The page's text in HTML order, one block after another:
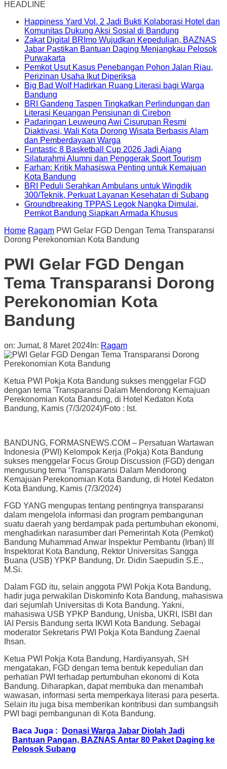
HEADLINE
Happiness Yard Vol. 2 Jadi Bukti Kolaborasi Hotel dan
Komunitas Dukung Aksi Sosial di Bandung
Zakat Digital BRImo Wujudkan Kepedulian, BAZNAS
Jabar Pastikan Bantuan Daging Menjangkau Pelosok
Purwakarta
Pemkot Usut Kasus Penebangan Pohon Jalan Riau,
Perizinan Usaha Ikut Diperiksa
Big Bad Wolf Hadirkan Ruang Literasi bagi Warga
Bandung
BRI Gandeng Taspen Tingkatkan Perlindungan dan
Literasi Keuangan Pensiunan di Cirebon
Padaringan Leuweung Awi Cisurupan Resmi
Diaktivasi, Wali Kota Dorong Wisata Berbasis Alam
dan Pemberdayaan Warga
Funtastic 8 Basketball Cup 2026 Jadi Ajang
Silaturahmi Alumni dan Penggerak Sport Tourism
Farhan: Kritik Mahasiswa Penting untuk Kemajuan
Kota Bandung
BRI Peduli Serahkan Ambulans untuk Wingdik
300/Teknik, Perkuat Layanan Kesehatan di Subang
Groundbreaking TPPAS Legok Nangka Dimulai,
Pemkot Bandung Siapkan Armada Khusus
Home Ragam PWI Gelar FGD Dengan Tema Transparansi
Dorong Perekonomian Kota Bandung
PWI Gelar FGD Dengan
Tema Transparansi Dorong
Perekonomian Kota
Bandung
on: Jumat, 8 Maret 2024 In: Ragam
Ketua PWI Pokja Kota Bandung sukses menggelar FGD
dengan tema 'Transparansi Dalam Mendorong Kemajuan
Perekonomian Kota Bandung, di Hotel Kedaton Kota
Bandung, Kamis (7/3/2024)/Foto : Ist.
BANDUNG, FORMASNEWS.COM – Persatuan Wartawan
Indonesia (PWI) Kelompok Kerja (Pokja) Kota Bandung
sukses menggelar Focus Group Discussion (FGD) dengan
mengusung tema ‘Transparansi Dalam Mendorong
Kemajuan Perekonomian Kota Bandung, di Hotel Kedaton
Kota Bandung, Kamis (7/3/2024)
FGD YANG mengupas tentang pentingnya transparansi
dalam mengelola informasi dan program pembangunan
suatu daerah yang berdampak pada pertumbuhan ekonomi,
menghadirkan narasumber dari Pemerintah Kota (Pemkot)
Bandung Muhammad Anwar Inspektur Pembantu (Irban) III
Inspektorat Kota Bandung, Rektor Universitas Sangga
Buana (USB) YPKP Bandung, Dr. Didin Saepudin S.E.,
M.Si.
Dalam FGD itu, selain anggota PWI Pokja Kota Bandung,
hadir juga perwakilan Diskominfo Kota Bandung, mahasiswa
dari sejumlah Universitas di Kota Bandung. Yakni,
mahasiswa USB YPKP Bandung, Unisba, UKRI, ISBI dan
IAI Persis Bandung serta IKWI Kota Bandung. Sebagai
moderator Sekretaris PWI Pokja Kota Bandung Zaenal
Ihsan.
Ketua PWI Pokja Kota Bandung, Hardiyansyah, SH
mengatakan, FGD dengan tema bentuk kepedulian dan
perhatian PWI terhadap pertumbuhan ekonomi di Kota
Bandung. Diharapkan, dapat membuka dan menambah
wawasan, informasi serta memperkaya literasi para peserta.
Selain itu juga bisa memberikan kontribusi dan sumbangsih
PWI bagi pembangunan di Kota Bandung.
Baca Juga :
Donasi Warga Jabar Diolah Jadi
Bantuan Pangan, BAZNAS Antar 80 Paket Daging ke
Pelosok Subang